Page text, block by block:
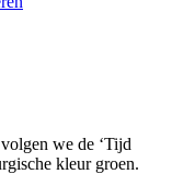
we de ‘Tijd
kleur groen.